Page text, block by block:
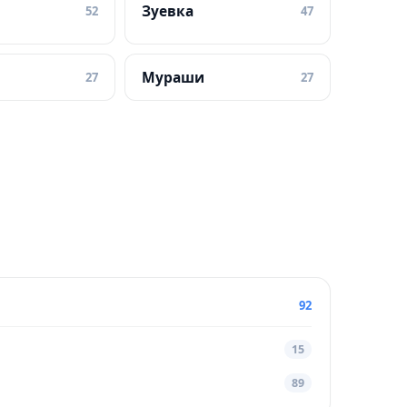
52 Зуевка 47
27 Мураши 27
92
15
89